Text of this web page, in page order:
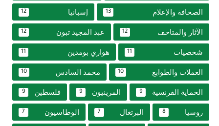
الصحافة والإعلام 13 إسبانيا 12
الآثار والمتاحف 12 عبد المجيد تبون 12
شخصيات 11 هواري بومدين 11
العملات والطوابع 10 محمد السادس 10
الحماية الفرنسية 9 المرينيون 9 فلسطين 9
روسيا 8 البرتغال 7 الوطاسيون 7